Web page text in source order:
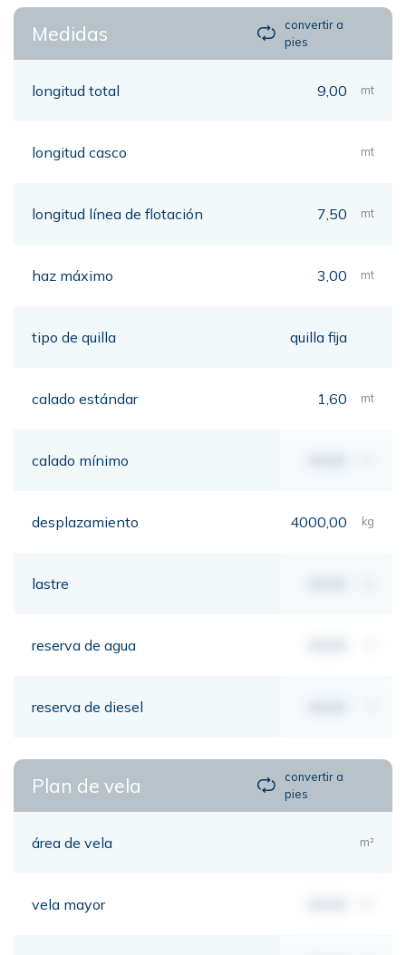
Medidas
convertir a
pies
longitud total 9,00 mt
longitud casco mt
longitud línea de flotación 7,50 mt
haz máximo 3,00 mt
tipo de quilla quilla fija
calado estándar 1,60 mt
calado mínimo
desplazamiento 4000,00 kg
lastre
reserva de agua
reserva de diesel
Plan de vela
convertir a
pies
área de vela m²
vela mayor